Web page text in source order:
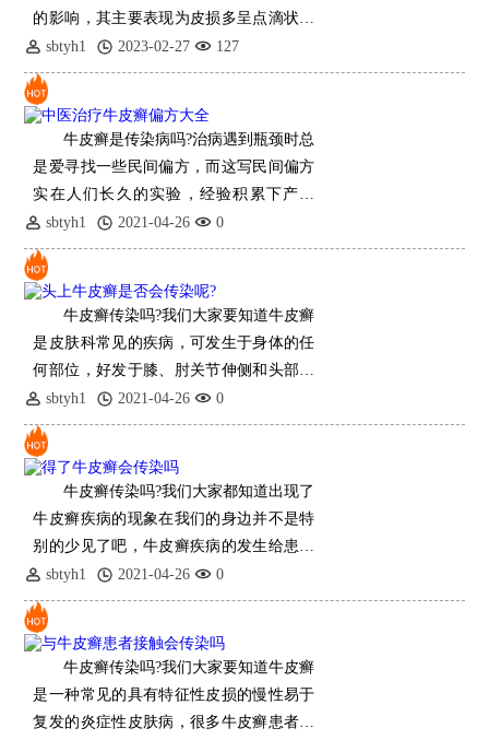
的影响，其主要表现为皮损多呈点滴状或
指甲
sbtyh1 2023-02-27 127
牛皮癣是传染病吗?治病遇到瓶颈时总
是爱寻找一些民间偏方，而这写民间偏方
实在人们长久的实验，经验积累下产生
的。当然，许多偏方存在着不可信的因
素，但仍然有一些是有治病作
sbtyh1 2021-04-26 0
牛皮癣传染吗?我们大家要知道牛皮癣
是皮肤科常见的疾病，可发生于身体的任
何部位，好发于膝、肘关节伸侧和头部等
部位，所以很多患者担心头上牛皮癣会传
染给别人，人们也担心被
sbtyh1 2021-04-26 0
牛皮癣传染吗?我们大家都知道出现了
牛皮癣疾病的现象在我们的身边并不是特
别的少见了吧，牛皮癣疾病的发生给患者
朋友们的健康肌肤带来了及其严重的危害
性，为此我们大家第
sbtyh1 2021-04-26 0
牛皮癣传染吗?我们大家要知道牛皮癣
是一种常见的具有特征性皮损的慢性易于
复发的炎症性皮肤病，很多牛皮癣患者和